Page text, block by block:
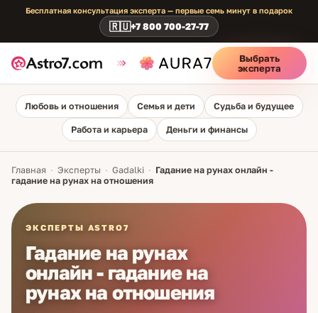
Бесплатная консультация эксперта — первые семь минут в подарок
🇷🇺+7 800 700-27-77
Выбрать
эксперта
Любовь и отношения Семья и дети Судьба и будущее
Работа и карьера Деньги и финансы
Главная · Эксперты · Gadalki · Гадание на рунах онлайн -
гадание на рунах на отношения
ЭКСПЕРТЫ ASTRO7
Гадание на рунах
онлайн - гадание на
рунах на отношения